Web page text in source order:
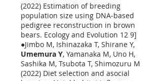
(2022) Estimation of breeding
population size using DNA‐based
pedigree reconstruction in brown
bears. Ecology and Evolution 12 9]​​
●Jimbo M, Ishinazaka T, Shirane Y,
Umemura Y, Yamanaka M, Uno H,
Sashika M, Tsubota T, Shimozuru M
(2022) Diet selection and asocial